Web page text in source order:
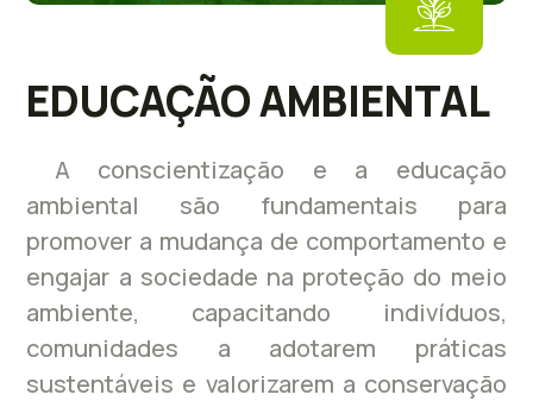
EDUCAÇÃO AMBIENTAL
A conscientização e a educação
ambiental são fundamentais para
promover a mudança de comportamento e
engajar a sociedade na proteção do meio
ambiente, capacitando indivíduos,
comunidades a adotarem práticas
sustentáveis e valorizarem a conservação